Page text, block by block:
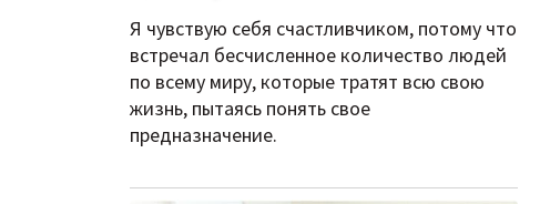
Я чувствую себя счастливчиком, потому что
встречал бесчисленное количество людей
по всему миру, которые тратят всю свою
жизнь, пытаясь понять свое
предназначение.